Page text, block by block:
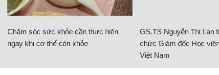
Chăm sóc sức khỏe cần thực hiện
ngay khi cơ thể còn khỏe
GS.TS Nguyễn Thị Lan
chức Giám đốc Học
Việt Nam